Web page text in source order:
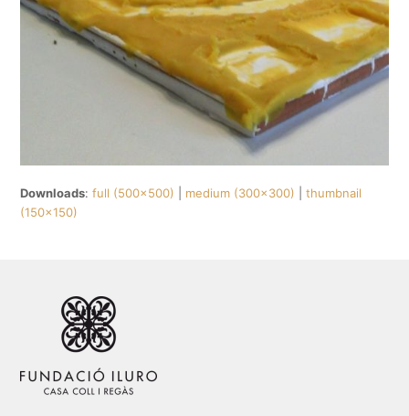
Downloads:full (500x500) medium (300x300) |thumbnail
(150x150)